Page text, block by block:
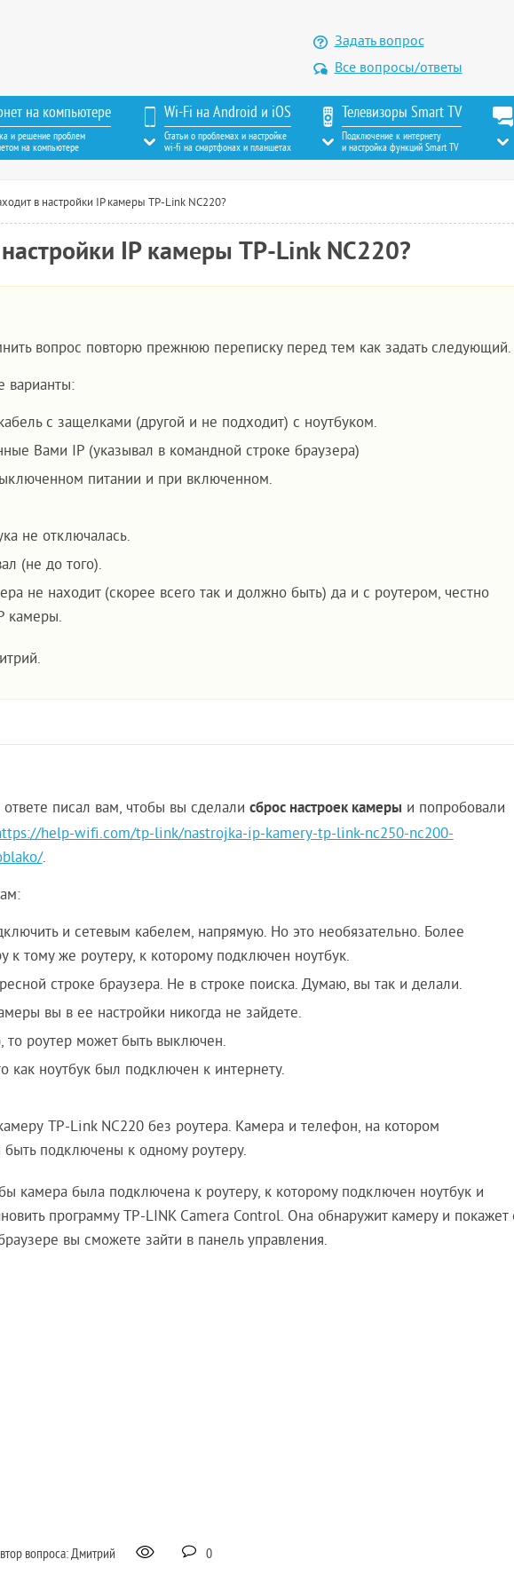
на компьютере
и решение проблем
на компьютере
Wi-Fi на Android и iOS
Статьи о проблемах и настройке
wi-fi на смартфонах и планшетах
Телевизоры Smart TV
Подключение к интернету
и настройка функций Smart TV
Задать вопрос
Все вопросы/ответы
в настройки IP камеры TP-Link NC220?
IP камеры TP-Link NC220?
вопрос повторю прежнюю переписку перед тем как задать следующий.
варианты:
с защелками (другой и не подходит) с ноутбуком.
Вами IP (указывал в командной строке браузера)
питании и при включенном.
не отключалась.
(не до того).
не находит (скорее всего так и должно быть) да и с роутером, честно
камеры.
писал вам, чтобы вы сделали сброс настроек камеры и попробовали
help-wifi.com/tp-link/nastrojka-ip-kamery-tp-link-nc250-nc200-
.
и сетевым кабелем, напрямую. Но это необязательно. Более
к тому же роутеру, к которому подключен ноутбук.
строке браузера. Не в строке поиска. Думаю, вы так и делали.
вы в ее настройки никогда не зайдете.
роутер может быть выключен.
как ноутбук был подключен к интернету.
TP-Link NC220 без роутера. Камера и телефон, на котором
подключены к одному роутеру.
камера была подключена к роутеру, к которому подключен ноутбук и
программу TP-LINK Camera Control. Она обнаружит камеру и покажет
вы сможете зайти в панель управления.
вопроса: Дмитрий 0